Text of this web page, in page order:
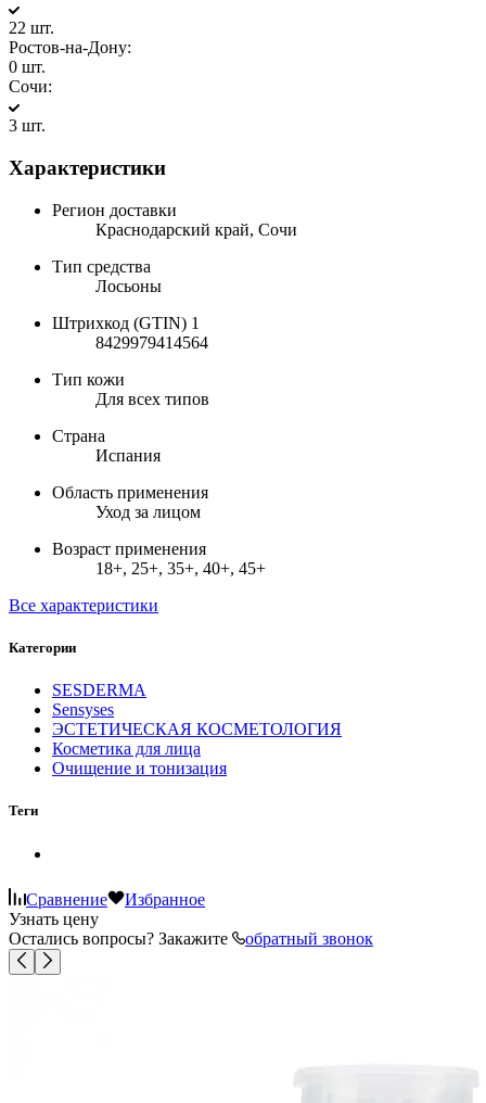
22 шт.
Ростов-на-Дону:
0 шт.
Сочи:
3 шт.
Характеристики
Регион доставки
Краснодарский край, Сочи
Тип средства
Лосьоны
Штрихкод (GTIN) 1
8429979414564
Тип кожи
Для всех типов
Страна
Испания
Область применения
Уход за лицом
Возраст применения
18+, 25+, 35+, 40+, 45+
Все характеристики
Категории
SESDERMA
Sensyses
ЭСТЕТИЧЕСКАЯ КОСМЕТОЛОГИЯ
Косметика для лица
Очищение и тонизация
Теги
Сравнение
Избранное
Узнать цену
Остались вопросы? Закажите
обратный звонок